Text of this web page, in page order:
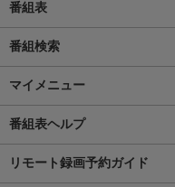
番組表
番組検索
マイメニュー
番組表ヘルプ
リモート録画予約ガイド